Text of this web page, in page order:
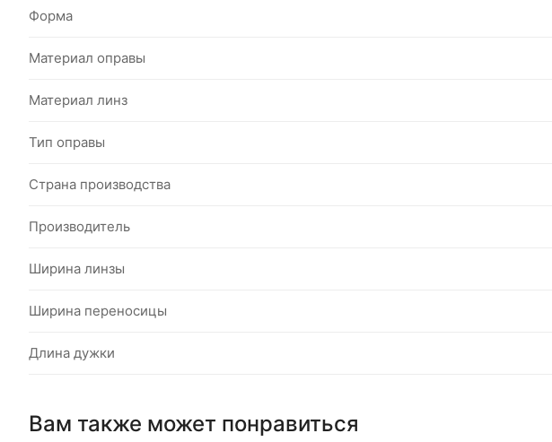
Форма
Материал оправы
Материал линз
Тип оправы
Страна производства
Производитель
Ширина линзы
Ширина переносицы
Длина дужки
Вам также может понравиться